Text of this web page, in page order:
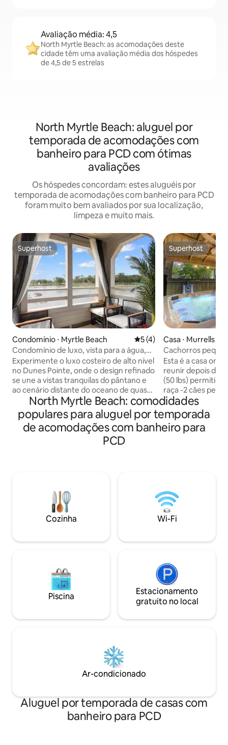
Avaliação média: 4,5
North Myrtle Beach: as acomodações deste
cidade têm uma avaliação média dos hóspedes
de 4,5 de 5 estrelas
North Myrtle Beach: aluguel por
temporada de acomodações com
banheiro para PCD com ótimas
avaliações
Os hóspedes concordam: estes aluguéis por
temporada de acomodações com banheiro para PCD
foram muito bem avaliados por sua localização,
limpeza e muito mais.
Superhost
Superhost
Condomínio ⋅ Myrtle Beach 5 de uma avaliação média
5 (4)
Condomínio de luxo, vista para a água,
piscinas, check-in às 12h
Experimente o luxo costeiro de alto nível
no Dunes Pointe, onde o design refinado
se une a vistas tranquilas do pântano e
ao cenário distante do oceano de quase
todos os ângulos. Este sofisticado
apartamento de um quarto dispõe de
uma cama king size, banheiro completo
elegante e pátio coberto e fechado,
perfeito para manhãs relaxantes ou
bebidas ao pôr do sol. Desfrute de
check-in raro ao MEIO-DIA permite que
suas férias comecem mais cedo — curta
Myrtle Beach em grande estilo.
Superhost
Superhost
Casa ⋅ Murrells
Cachorros
cozinhas (By
Esta é a casa
reunir depois da
(50 lbs) permitido
raça -2 cães
~185 m², 4
acomoda até 10
Perfeita para 2
pescadores
Corn Hole,
Andar de cima:
de spa + banheiro
North Myrtle Beach: comodidades
populares para aluguel por temporada
de acomodações com banheiro para
PCD
Cozinha Wi-Fi
Piscina
Estacionamento
gratuito no local
Ar-condicionado
Aluguel por temporada de casas com
banheiro para PCD